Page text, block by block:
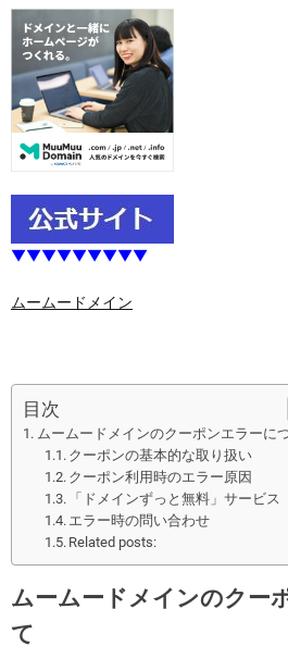
▼▼▼▼▼▼▼▼▼
ムームードメイン
目次
ムームードメインのクーポンエラーに
クーポンの基本的な取り扱い
クーポン利用時のエラー原因
「ドメインずっと無料」サービス
エラー時の問い合わせ
Related posts:
ムームードメインのクー
て